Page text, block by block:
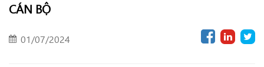
CÁN BỘ
01/07/2024